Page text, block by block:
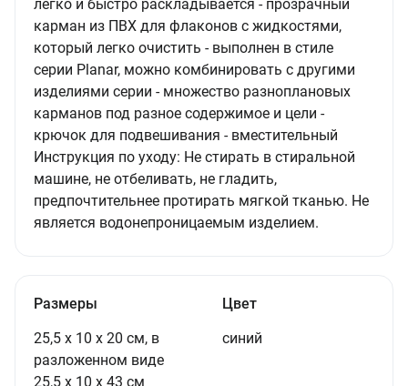
легко и быстро раскладывается - прозрачный
карман из ПВХ для флаконов с жидкостями,
который легко очистить - выполнен в стиле
серии Planar, можно комбинировать с другими
изделиями серии - множество разноплановых
карманов под разное содержимое и цели -
крючок для подвешивания - вместительный
Инструкция по уходу: Не стирать в стиральной
машине, не отбеливать, не гладить,
предпочтительнее протирать мягкой тканью. Не
является водонепроницаемым изделием.
Размеры
25,5 х 10 х 20 см, в
разложенном виде
25,5 х 10 х 43 см
Цвет
синий